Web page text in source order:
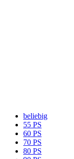
beliebig
55 PS
60 PS
70 PS
80 PS